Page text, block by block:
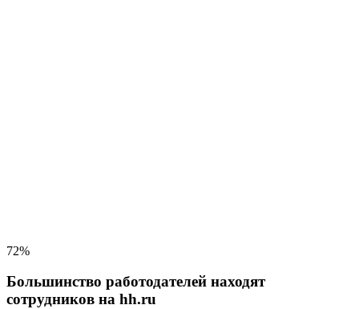
72%
Большинство работодателей находят
сотрудников на hh.ru